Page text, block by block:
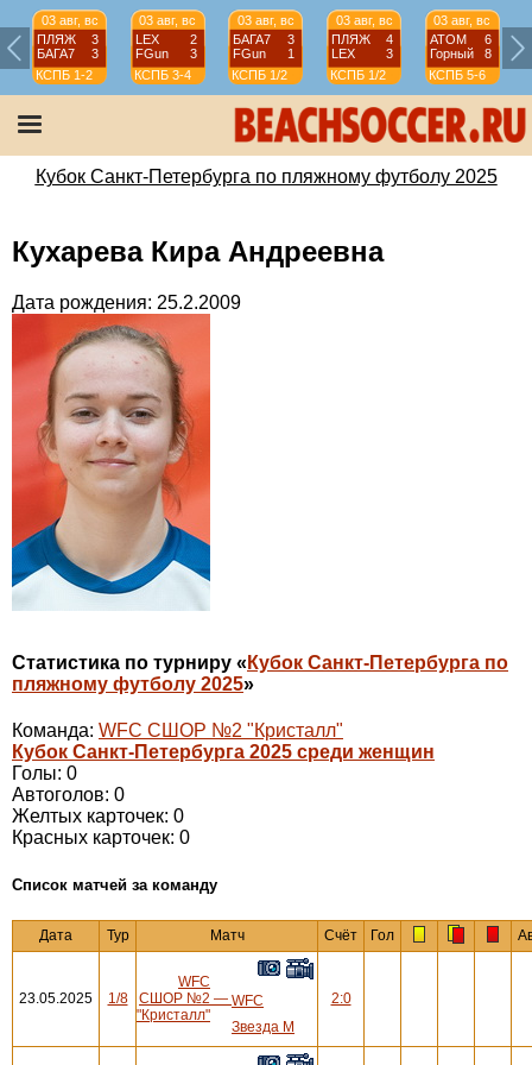
03 авг, вс
ПЛЯЖ
3
БАГА7
3
КСПБ 1-2
03 авг, вс
LEX
2
FGun
3
КСПБ 3-4
03 авг, вс
БАГА7
3
FGun
1
КСПБ 1/2
03 авг, вс
ПЛЯЖ
4
LEX
3
КСПБ 1/2
03 авг, вс
АТОМ
6
Горный
8
КСПБ 5-6
Кубок Санкт-Петербурга по пляжному футболу 2025
Кухарева Кира Андреевна
Дата рождения: 25.2.2009
Статистика по турниру « Кубок Санкт-Петербурга по
пляжному футболу 2025»
Команда: WFC СШОР №2 "Кристалл"
Кубок Санкт-Петербурга 2025 среди женщин
Голы: 0
Автоголов: 0
Желтых карточек: 0
Красных карточек: 0
Cписок матчей за команду
Дата Тур Матч Счёт Гол
23.05.2025 1/8
WFC
СШОР №2
"Кристалл"
— WFC
Звезда М
2:0